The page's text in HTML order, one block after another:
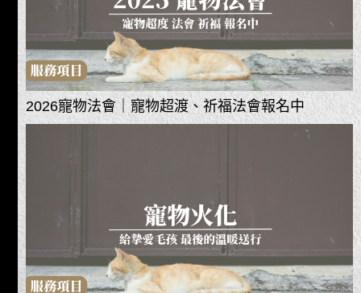
2026寵物法會｜寵物超渡、祈福法會報名中